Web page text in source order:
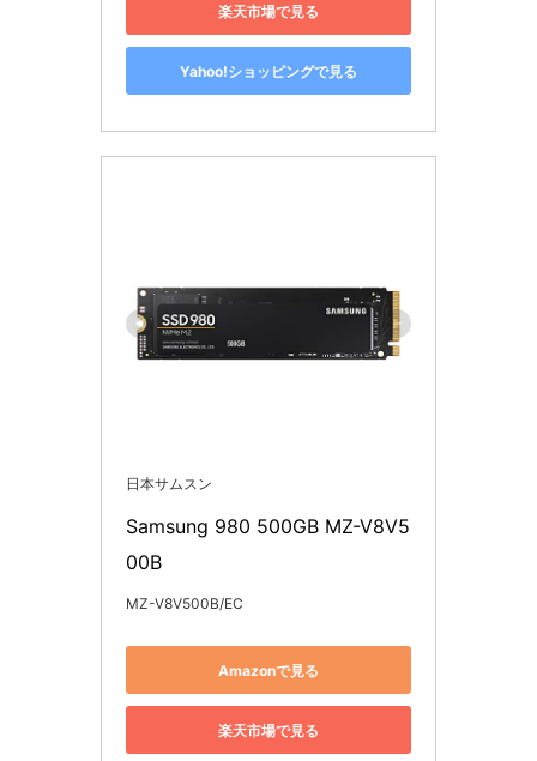
楽天市場で見る
Yahoo!ショッピングで見る
日本サムスン
Samsung 980 500GB MZ-V8V5
00B
MZ-V8V500B/EC
Amazonで見る
楽天市場で見る